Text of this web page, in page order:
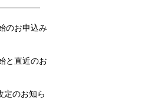
のお申込み
と直近のお
定のお知ら